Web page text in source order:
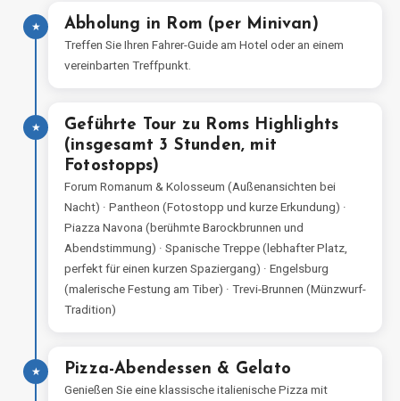
★ Abholung in Rom (per Minivan)
Treffen Sie Ihren Fahrer-Guide am Hotel oder an einem
vereinbarten Treffpunkt.
★
Geführte Tour zu Roms Highlights
(insgesamt 3 Stunden, mit
Fotostopps)
Forum Romanum & Kolosseum (Außenansichten bei
Nacht) · Pantheon (Fotostopp und kurze Erkundung) ·
Piazza Navona (berühmte Barockbrunnen und
Abendstimmung) · Spanische Treppe (lebhafter Platz,
perfekt für einen kurzen Spaziergang) · Engelsburg
(malerische Festung am Tiber) · Trevi-Brunnen (Münzwurf-
Tradition)
★ Pizza-Abendessen & Gelato
Genießen Sie eine klassische italienische Pizza mit